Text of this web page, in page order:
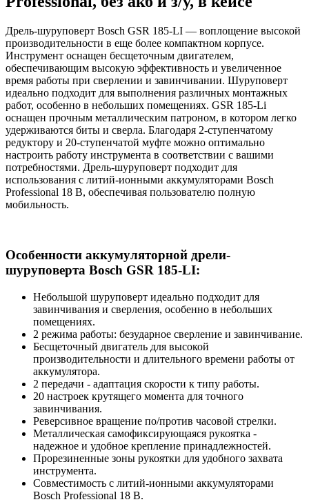
Дрель-шуруповерт Bosch GSR 185-LI — воплощение высокой
производительности в еще более компактном корпусе.
Инструмент оснащен бесщеточным двигателем,
обеспечивающим высокую эффективность и увеличенное
время работы при сверлении и завинчивании. Шуруповерт
идеально подходит для выполнения различных монтажных
работ, особенно в небольших помещениях. GSR 185-Li
оснащен прочным металлическим патроном, в котором легко
удерживаются биты и сверла. Благодаря 2-ступенчатому
редуктору и 20-ступенчатой муфте можно оптимально
настроить работу инструмента в соответствии с вашими
потребностями. Дрель-шуруповерт подходит для
использования с литий-ионными аккумуляторами Bosch
Professional 18 В, обеспечивая пользователю полную
мобильность.
Особенности аккумуляторной дрели-
шуруповерта Bosch GSR 185-LI:
Небольшой шуруповерт идеально подходит для
завинчивания и сверления, особенно в небольших
помещениях.
2 режима работы: безударное сверление и завинчивание.
Бесщеточный двигатель для высокой
производительности и длительного времени работы от
аккумулятора.
2 передачи - адаптация скорости к типу работы.
20 настроек крутящего момента для точного
завинчивания.
Реверсивное вращение по/против часовой стрелки.
Металлическая самофиксирующаяся рукоятка -
надежное и удобное крепление принадлежностей.
Прорезиненные зоны рукоятки для удобного захвата
инструмента.
Совместимость с литий-ионными аккумуляторами
Bosch Professional 18 В.